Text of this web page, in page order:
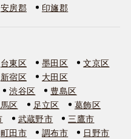
安房郡 印旛郡
台東区 墨田区
文京区
新宿区
大田区
渋谷区
豊島区
区 足立区
葛飾区
武蔵野市
三鷹市
町田市 調布市
日野市